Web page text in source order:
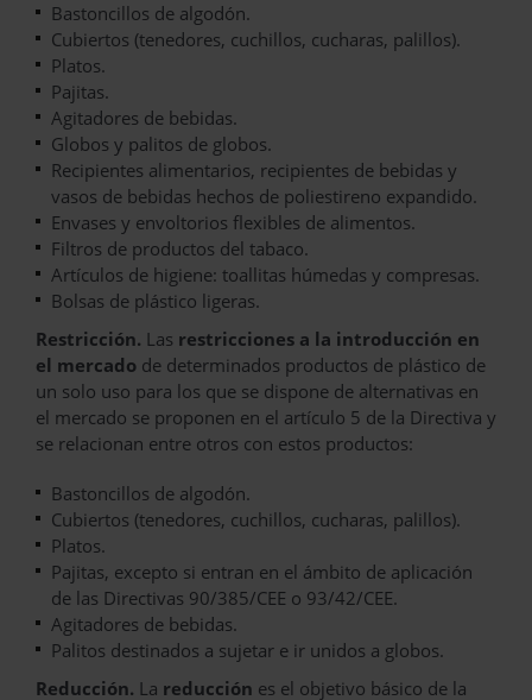
Bastoncillos de algodón.
Cubiertos (tenedores, cuchillos, cucharas, palillos).
Platos.
Pajitas.
Agitadores de bebidas.
Globos y palitos de globos.
Recipientes alimentarios, recipientes de bebidas y
vasos de bebidas hechos de poliestireno expandido.
Envases y envoltorios flexibles de alimentos.
Filtros de productos del tabaco.
Artículos de higiene: toallitas húmedas y compresas.
Bolsas de plástico ligeras.
Restricción. Las restricciones a la introducción en
el mercado de determinados productos de plástico de
un solo uso para los que se dispone de alternativas en
el mercado se proponen en el artículo 5 de la Directiva y
se relacionan entre otros con estos productos:
Bastoncillos de algodón.
Cubiertos (tenedores, cuchillos, cucharas, palillos).
Platos.
Pajitas, excepto si entran en el ámbito de aplicación
de las Directivas 90/385/CEE o 93/42/CEE.
Agitadores de bebidas.
Palitos destinados a sujetar e ir unidos a globos.
Reducción. La reducción es el objetivo básico de la